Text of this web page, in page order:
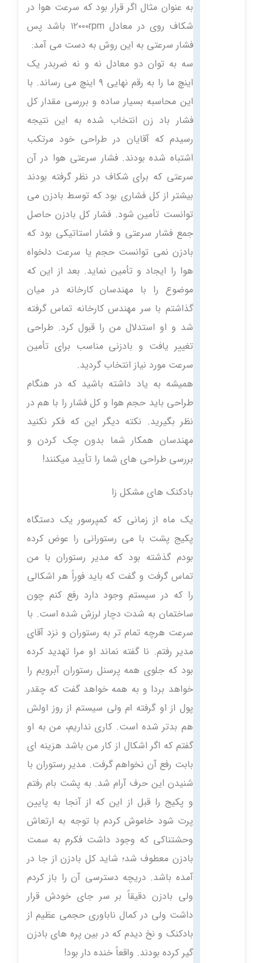
به عنوان مثال اگر قرار بود که سرعت هوا در
شکاف روی در معادل ۱۲۰۰۰rpm باشد پس
فشار سرعتی به این روش به دست می آمد:
سه به توان دو معادل نه و نه ضربدر یک
اینچ ما را به رقم نهایی ۹ اینچ می رساند. با
این محاسبه بسیار ساده و بررسی مقدار کل
فشار باد زن انتخاب شده به این نتیجه
رسیدم که آقایان در طراحی خود مرتکب
اشتباه شده بودند. فشار سرعتی هوا در آن
سرعتی که برای شکاف در نظر گرفته بودند
بیشتر از کل فشاری بود که توسط بادزن می
توانست تأمین شود. فشار کل بادزن حاصل
جمع فشار سرعتی و فشار استاتیکی بود که
بادزن نمی توانست حجم یا سرعت دلخواه
هوا را ایجاد و تأمین نماید. بعد از این که
موضوع را با مهندسان کارخانه در میان
گذاشتم با سر مهندس کارخانه تماس گرفته
شد و او استدلال من را قبول کرد. طراحی
تغییر یافت و بادزنی مناسب برای تأمین
سرعت مورد نیاز انتخاب گردید.
همیشه به یاد داشته باشید که در هنگام
طراحی باید حجم هوا و کل فشار را با هم در
نظر بگیرید. نکته دیگر این که فکر نکنید
مهندسان همکار شما بدون چک کردن و
بررسی طراحی های شما را تأیید میکنند!
بادکنک های مشکل زا
یک ماه از زمانی که کمپرسور یک دستگاه
پکیج پشت با می رستورانی را عوض کرده
بودم گذشته بود که مدیر رستوران با من
تماس گرفت و گفت که باید فوراً هر اشکالی
را که در سیستم وجود دارد رفع کنم چون
ساختمان به شدت دچار لرزش شده است. با
سرعت هرچه تمام تر به رستوران و نزد آقای
مدیر رفتم. نا گفته نماند او مرا تهدید کرده
بود که جلوی همه پرسنل رستوران آبرویم را
خواهد بردا و به همه خواهد گفت که چقدر
پول از او گرفته ام ولی سیستم از روز اولش
هم بدتر شده است. کاری نداریم، من به او
گفتم که اگر اشکال از کار من باشد هزینه ای
بابت رفع آن نخواهم گرفت. مدیر رستوران با
شنیدن این حرف آرام شد. به پشت بام رفتم
و پکیج را قبل از این که از آنجا به پایین
پرت شود خاموش کردم با توجه به ارتعاش
وحشتناکی که وجود داشت فکرم به سمت
بادزن معطوف شد؛ شاید کل بادزن از جا در
آمده باشد. دریچه دسترسی آن را باز کردم
ولی بادزن دقیقاً بر سر جای خودش قرار
داشت ولی در کمال ناباوری حجمی عظیم از
بادکنک و نخ دیدم که در بین پره های بادزن
گیر کرده بودند. واقعاً خنده دار بود!